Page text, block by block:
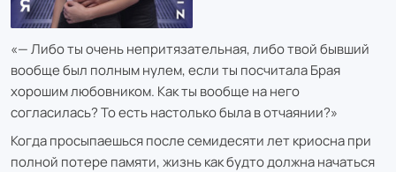
«— Либо ты очень непритязательная, либо твой бывший
вообще был полным нулем, если ты посчитала Брая
хорошим любовником. Как ты вообще на него
согласилась? То есть настолько была в отчаянии?»
Когда просыпаешься после семидесяти лет криосна при
полной потере памяти, жизнь как будто должна начаться